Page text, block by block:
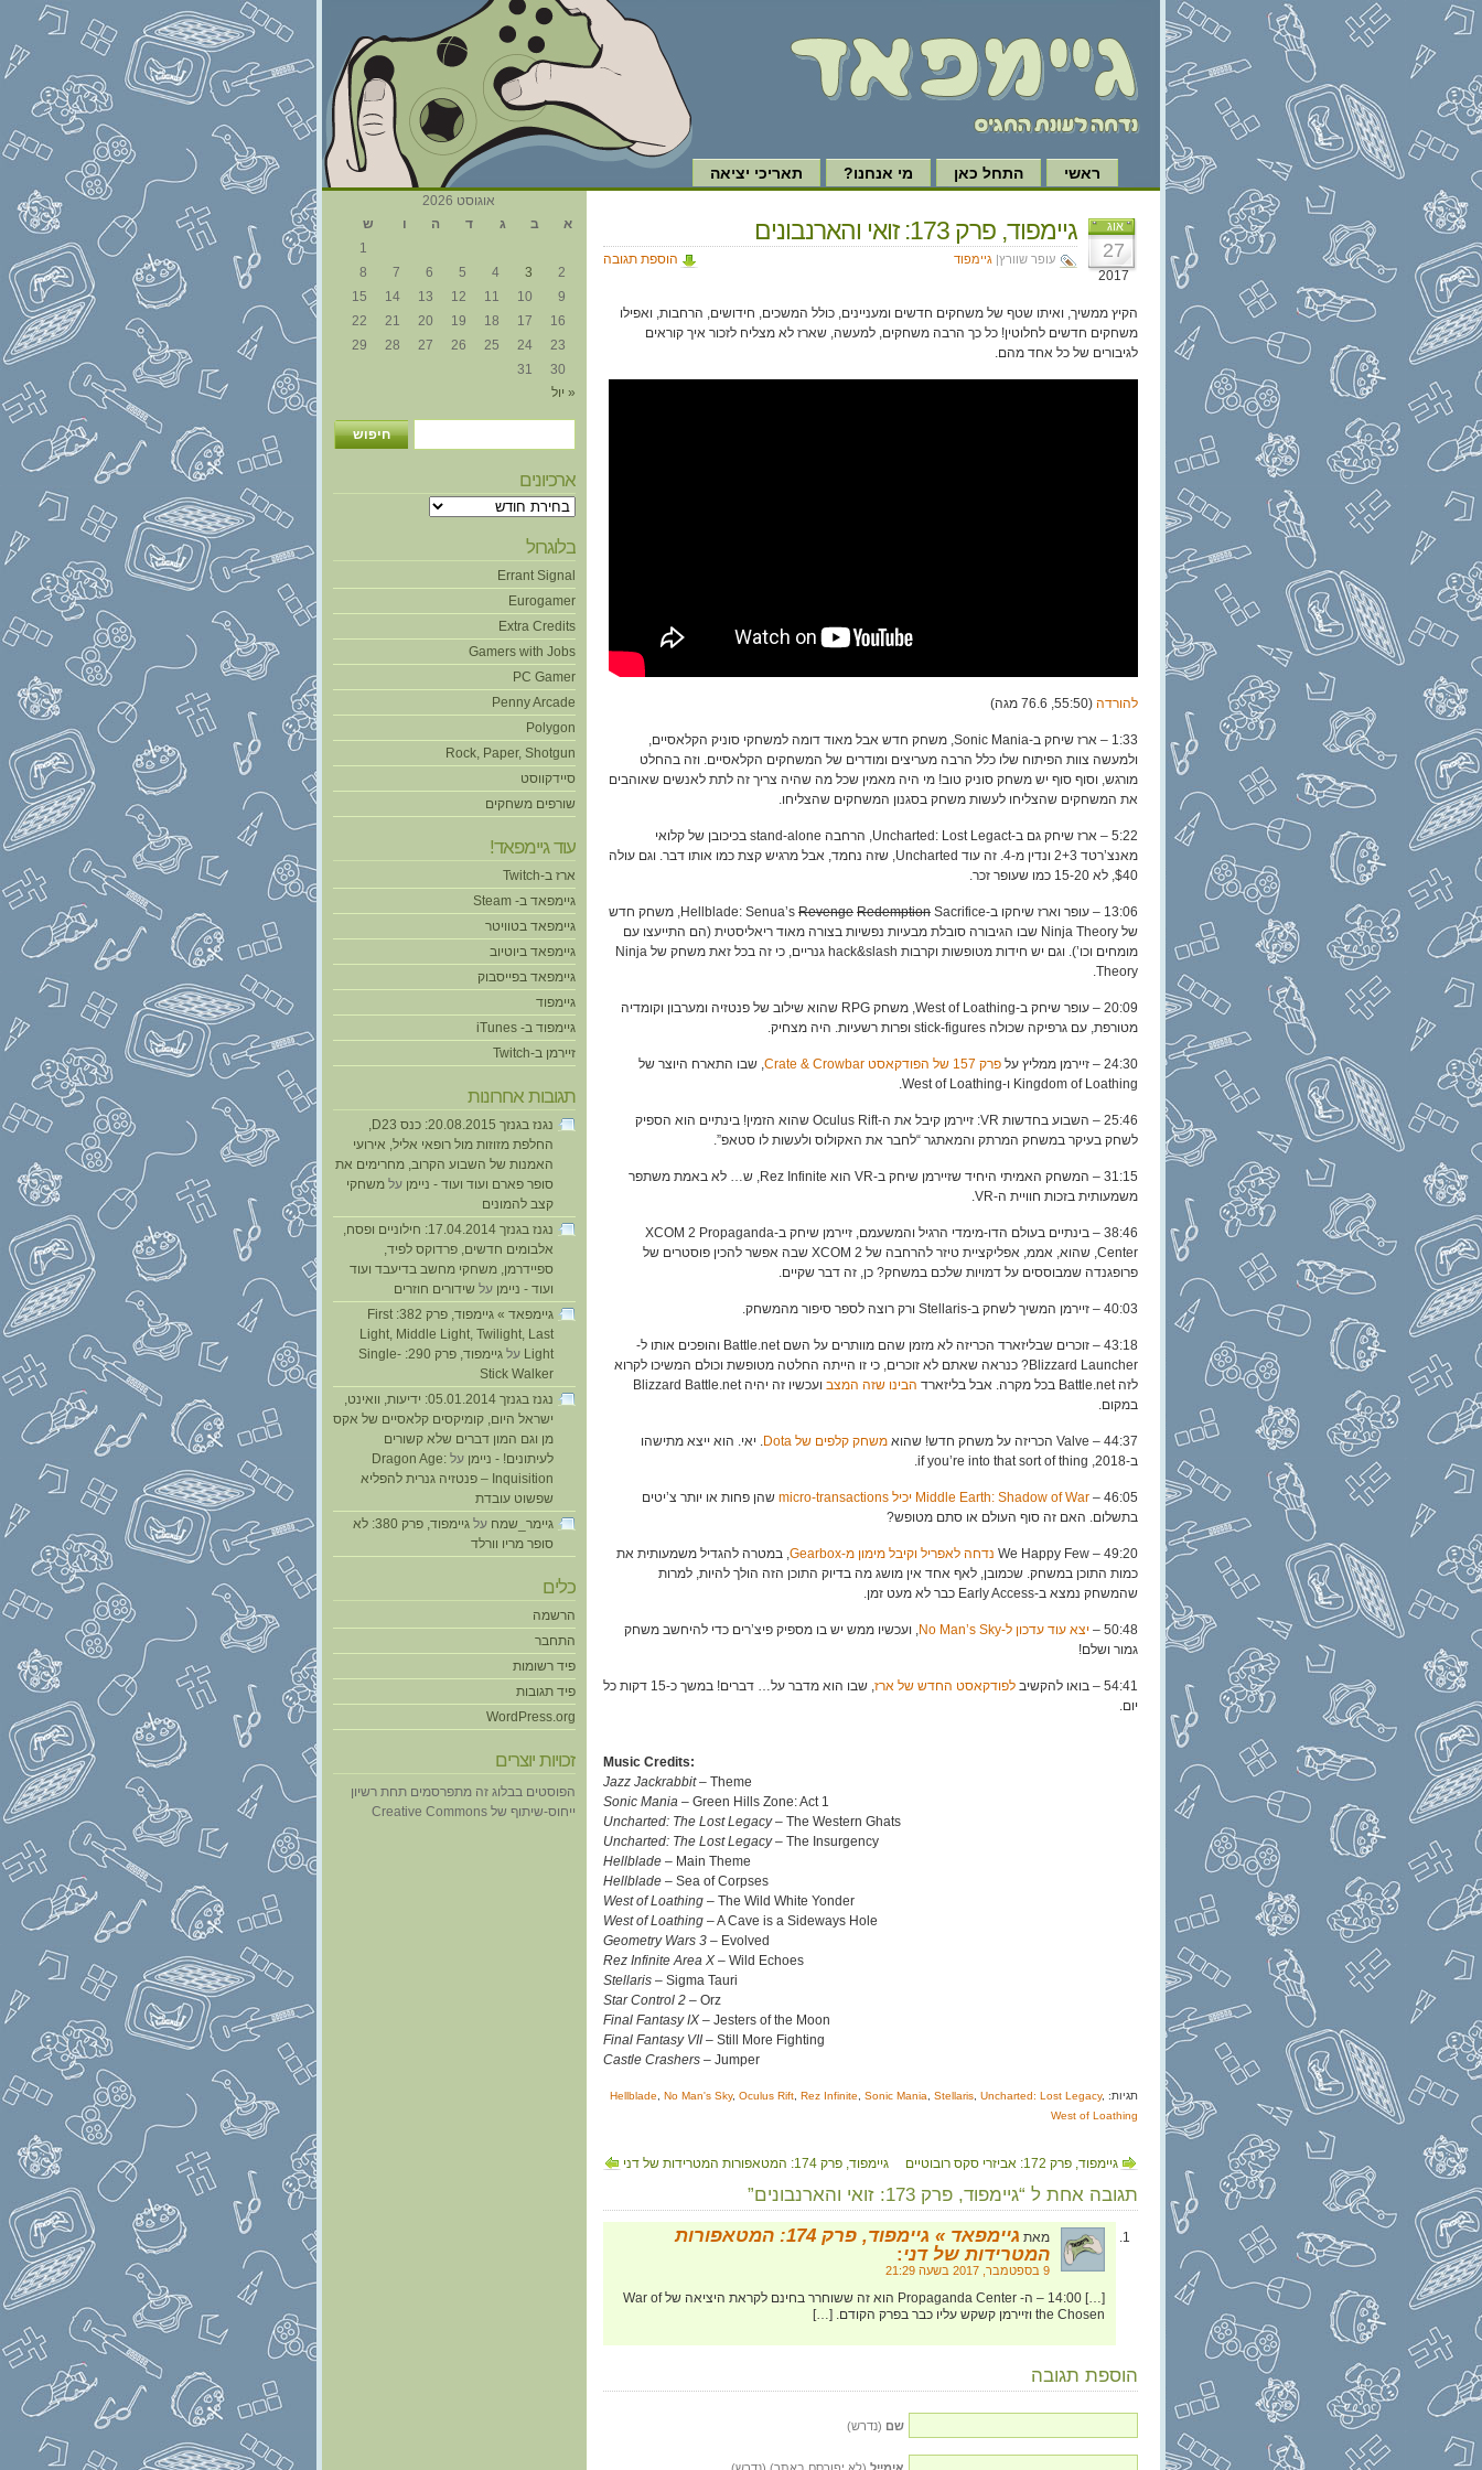
ראשי התחל כאן מי אנחנו? תאריכי יציאה
אוג
27
2017
גיימפוד, פרק 173: זואי והארנבונים
עופר שוורץ| גיימפוד הוספת תגובה
הקיץ ממשיך, ואיתו שטף של משחקים חדשים ומעניינים, כולל המשכים, חידושים, הרחבות, ואפילו
משחקים חדשים לחלוטין! כל כך הרבה משחקים, למעשה, שארז לא מצליח לזכור איך קוראים
לגיבורים של כל אחד מהם.
להורדה (55:50, 76.6 מגה)
1:33 – ארז שיחק ב-Sonic Mania, משחק חדש אבל מאוד דומה למשחקי סוניק הקלאסיים,
ולמעשה צוות הפיתוח שלו כלל הרבה מעריצים ומודרים של המשחקים הקלאסיים. וזה בהחלט
מורגש, וסוף סוף יש משחק סוניק טוב! מי היה מאמין שכל מה שהיה צריך זה לתת לאנשים שאוהבים
את המשחקים שהצליחו לעשות משחק בסגנון המשחקים שהצליחו.
5:22 – ארז שיחק גם ב-Uncharted: Lost Legact, הרחבה stand-alone בכיכובן של קלואי
מאנצ’רטד 2+3 ונדין מ-4. זה עוד Uncharted, שזה נחמד, אבל מרגיש קצת כמו אותו דבר. וגם עולה
$40, לא 15-20 כמו שעופר זכר.
13:06 – עופר וארז שיחקו ב-Hellblade: Senua’s Revenge Redemption
Sacrifice, משחק חדש
של Ninja Theory שבו הגיבורה סובלת מבעיות נפשיות בצורה מאוד ריאליסטית (הם התייעצו עם
מומחים וכו’). וגם יש חידות מטופשות וקרבות hack&slash גנריים, כי זה בכל זאת משחק של Ninja
Theory.
20:09 – עופר שיחק ב-West of Loathing, משחק RPG שהוא שילוב של פנטזיה ומערבון וקומדיה
מטורפת, עם גרפיקה שכולה stick-figures ופרות רשעיות. היה מצחיק.
24:30 – זיירמן ממליץ על פרק 157 של הפודקאסט Crate & Crowbar
, שבו התארח היוצר של
Kingdom of Loathing ו-West of Loathing.
25:46 – השבוע בחדשות VR: זיירמן קיבל את ה-Oculus Rift שהוא הזמין! בינתיים הוא הספיק
לשחק בעיקר במשחק המרתק והמאתגר “לחבר את האקולוס ולעשות לו סטאפ”.
31:15 – המשחק האמיתי היחיד שזיירמן שיחק ב-VR הוא Rez Infinite, ש… לא באמת משתפר
משמעותית בזכות חוויית ה-VR.
38:46 – בינתיים בעולם הדו-מימדי הרגיל והמשעמם, זיירמן שיחק ב-XCOM 2 Propaganda
Center, שהוא, אממ, אפליקציית טיזר להרחבה של XCOM 2 שבה אפשר להכין פוסטרים של
פרופגנדה שמבוססים על דמויות שלכם במשחק? כן, זה דבר שקיים.
40:03 – זיירמן המשיך לשחק ב-Stellaris ורק רוצה לספר סיפור מהמשחק.
43:18 – זוכרים שבליזארד הכריזה לא מזמן שהם מוותרים על השם Battle.net והופכים אותו ל-
Blizzard Launcher? כנראה שאתם לא זוכרים, כי זו הייתה החלטה מטופשת וכולם המשיכו לקרוא
לזה Battle.net בכל מקרה. אבל בליזארד
הבינו שזה המצב
ועכשיו זה יהיה Blizzard Battle.net
במקום.
44:37 – Valve הכריזה על משחק חדש! שהוא משחק קלפים של Dota
. יאי. הוא ייצא מתישהו
ב-2018, if you’re into that sort of thing.
46:05 – Middle Earth: Shadow of War יכיל micro-transactions
שהן פחות או יותר צ’יטים
בתשלום. האם זה סוף העולם או סתם מטופש?
49:20 – We Happy Few נדחה לאפריל וקיבל מימון מ-Gearbox
, במטרה להגדיל משמעותית את
כמות התוכן במשחק. שכמובן, לאף אחד אין מושג מה בדיוק התוכן הזה הולך להיות, למרות
שהמשחק נמצא ב-Early Access כבר לא מעט זמן.
50:48 – יצא עוד עדכון ל-No Man’s Sky
, ועכשיו ממש יש בו מספיק פיצ’רים כדי להיחשב משחק
גמור ושלם!
54:41 – בואו להקשיב לפודקאסט החדש של ארז
, שבו הוא מדבר על… דברים! במשך כ-15 דקות כל
יום.
Music Credits:
Jazz Jackrabbit– Theme
Sonic Mania – Green Hills Zone: Act 1
Uncharted: The Lost Legacy– The Western Ghats
Uncharted: The Lost Legacy– The Insurgency
Hellblade – Main Theme
Hellblade – Sea of Corpses
West of Loathing – The Wild White Yonder
West of Loathing – A Cave is a Sideways Hole
Geometry Wars 3 – Evolved
Rez Infinite Area X – Wild Echoes
Stellaris – Sigma Tauri
Star Control 2 – Orz
Final Fantasy IX – Jesters of the Moon
Final Fantasy VII – Still More Fighting
Castle Crashers – Jumper
תגיות: Hellblade No Man's Sky, Oculus Rift Rez Infinite Sonic Mania Stellaris Uncharted: Lost Legacy,
West of Loathing
גיימפוד, פרק 172: אביזרי סקס רובוטיים גיימפוד, פרק 174: המטאפורות המטרידות של דני
תגובה אחת ל “גיימפוד, פרק 173: זואי והארנבונים”
מאת
גיימפאד » גיימפוד, פרק 174: המטאפורות
המטרידות של דני:
9 בספטמבר, 2017 בשעה 21:29
[…] 14:00 – ה- Propaganda Center הוא זה ששוחרר בחינם לקראת היציאה של War of
the Chosen וזיירמן קשקש עליו כבר בפרק הקודם. […]
הוספת תגובה
שם (נדרש)
אוגוסט 2026
א
ב ג ד ה ו
ש
1
2
3
4
5
6
7
8
9
10
11
12
13
14
15
16
17
18
19
20
21
22
23
24
25
26
27
28
29
30
31
« יול
ארכיונים
ארכיונים
בלוגרול
Errant Signal
Eurogamer
Extra Credits
Gamers with Jobs
PC Gamer
Penny Arcade
Polygon
Rock, Paper, Shotgun
סיידקווסט
שורפים משחקים
עוד גיימפאד!
ארז ב-Twitch
גיימפאד ב- Steam
גיימפאד בטוויטר
גיימפאד ביוטיוב
גיימפאד בפייסבוק
גיימפוד
גיימפוד ב- iTunes
זיירמן ב-Twitch
תגובות אחרונות
נגנז בגנזך 20.08.2015: כנס D23,
החלפת מזוזות מול רופאי אליל, אירועי
האמנות של השבוע הקרוב, מחרימים את
סופר פארם ועוד ועוד - ניימן על משחקי
קצב להמונים
נגנז בגנזך 17.04.2014: חילוניים ופסח,
אלבומים חדשים, פרדוקס לפיד,
ספיידרמן, משחקי מחשב בדיעבד ועוד
ועוד - ניימן על שידורים חוזרים
גיימפאד » גיימפוד, פרק 382: First
Light, Middle Light, Twilight, Last
Light על
גיימפוד, פרק 290: Single-
Stick Walker
נגנז בגנזך 05.01.2014: ידיעות, וואינט,
ישראל היום, קומיקסים קלאסיים של אקס
מן וגם המון דברים שלא קשורים
לעיתונים! - ניימן על Dragon Age:
Inquisition – פנטזיה גנרית להפליא
שפשוט עובדת
גיימר_שמח על
גיימפוד, פרק 380: לא
סופר מריו וורלד
כלים
הרשמה
התחבר
פיד רשומות
פיד תגובות
WordPress.org
זכויות יוצרים
הפוסטים בבלוג זה מתפרסמים תחת רשיון
ייחוס-שיתוף של Creative Commons